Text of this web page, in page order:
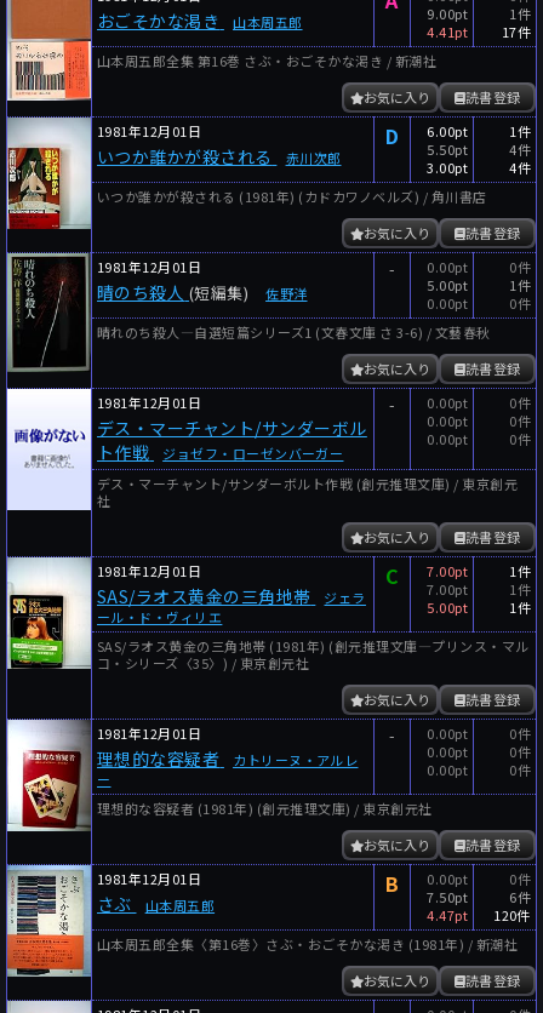
おごそかな渇き 山本周五郎
9.00pt
4.41pt
1件
17件
山本周五郎全集 第16巻 さぶ・おごそかな渇き / 新潮社
読書登録
お気に入り
1981年12月01日
いつか誰かが殺される 赤川次郎
D
6.00pt
5.50pt
3.00pt
1件
4件
4件
いつか誰かが殺される (1981年) (カドカワノベルズ) / 角川書店
読書登録
お気に入り
1981年12月01日
晴のち殺人 (短編集) 佐野洋
-
0.00pt
5.00pt
0.00pt
0件
1件
0件
晴れのち殺人―自選短篇シリーズ1 (文春文庫 さ 3-6) / 文藝春秋
読書登録
お気に入り
1981年12月01日
デス・マーチャント/サンダーボル
ト作戦
ジョゼフ・ローゼンバーガー
-
0.00pt
0.00pt
0.00pt
0件
0件
0件
デス・マーチャント/サンダーボルト作戦 (創元推理文庫) / 東京創元
社
読書登録
お気に入り
1981年12月01日
SAS/ラオス黄金の三角地帯
ジェラ
ール・ド・ヴィリエ
C
7.00pt
7.00pt
5.00pt
1件
1件
1件
SAS/ラオス黄金の三角地帯 (1981年) (創元推理文庫―プリンス・マル
コ・シリーズ〈35〉) / 東京創元社
読書登録
お気に入り
1981年12月01日
理想的な容疑者
カトリーヌ・アルレ
ー
-
0.00pt
0.00pt
0.00pt
0件
0件
0件
理想的な容疑者 (1981年) (創元推理文庫) / 東京創元社
読書登録
お気に入り
1981年12月01日
さぶ 山本周五郎
B
0.00pt
7.50pt
4.47pt
0件
6件
120件
山本周五郎全集〈第16巻〉さぶ・おごそかな渇き (1981年) / 新潮社
読書登録
お気に入り